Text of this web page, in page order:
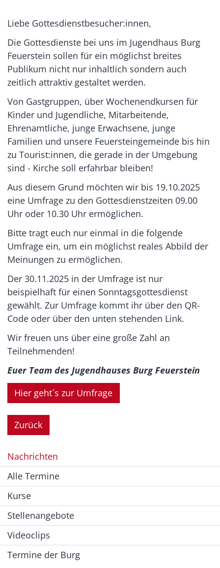
Liebe Gottesdienstbesucher:innen,
Die Gottesdienste bei uns im Jugendhaus Burg
Feuerstein sollen für ein möglichst breites
Publikum nicht nur inhaltlich sondern auch
zeitlich attraktiv gestaltet werden.
Von Gastgruppen, über Wochenendkursen für
Kinder und Jugendliche, Mitarbeitende,
Ehrenamtliche, junge Erwachsene, junge
Familien und unsere Feuersteingemeinde bis hin
zu Tourist:innen, die gerade in der Umgebung
sind - Kirche soll erfahrbar bleiben!
Aus diesem Grund möchten wir bis 19.10.2025
eine Umfrage zu den Gottesdienstzeiten 09.00
Uhr oder 10.30 Uhr ermöglichen.
Bitte tragt euch nur einmal in die folgende
Umfrage ein, um ein möglichst reales Abbild der
Meinungen zu ermöglichen.
Der 30.11.2025 in der Umfrage ist nur
beispielhaft für einen Sonntagsgottesdienst
gewählt. Zur Umfrage kommt ihr über den QR-
Code oder über den unten stehenden Link.
Wir freuen uns über eine große Zahl an
Teilnehmenden!
Euer Team des Jugendhauses Burg Feuerstein
Hier geht´s zur Umfrage
Zurück
Nachrichten
Alle Termine
Kurse
Stellenangebote
Videoclips
Termine der Burg